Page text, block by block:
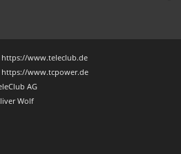
https://www.teleclub.de
https://www.tcpower.de
AG
Wolf